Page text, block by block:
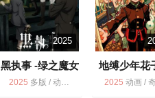
2025
黑执事 -绿之魔女
篇- 黒執事 -緑の
2025 多版 / 动画 / 黑执事：绿之魔女篇
地缚少年花
8.5
2025 动画 / 奇幻 / 多